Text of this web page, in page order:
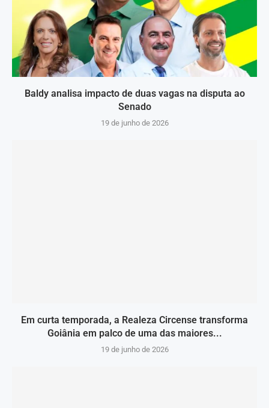
Baldy analisa impacto de duas vagas na disputa ao
Senado
19 de junho de 2026
Em curta temporada, a Realeza Circense transforma
Goiânia em palco de uma das maiores...
19 de junho de 2026